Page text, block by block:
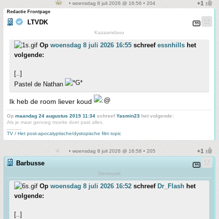
• woensdag 8 juli 2026 @ 16:56 • 204
Redactie Frontpage
LTVDK
Kazaamdavu
Op woensdag 8 juli 2026 16:55 schreef essnhills het
volgende:
[..]
Pastel de Nathan
Ik heb de room liever koud
Op maandag 24 augustus 2015 11:34 schreefYasmin23 het volgende:
Als je maar genoeg moeite doet past alles.
TV / Het post-apocalyptische/dystopische film topic
• woensdag 8 juli 2026 @ 16:58 • 205
Barbusse
Geneuzel
Op woensdag 8 juli 2026 16:52 schreef Dr_Flash het
volgende:
[..]